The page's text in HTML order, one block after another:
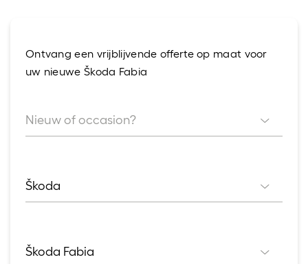
Ontvang een vrijblijvende offerte op maat voor
uw nieuwe Škoda Fabia
Nieuw of occasion?
Nieuw of occasion?
Škoda
Merk
Škoda Fabia
Model